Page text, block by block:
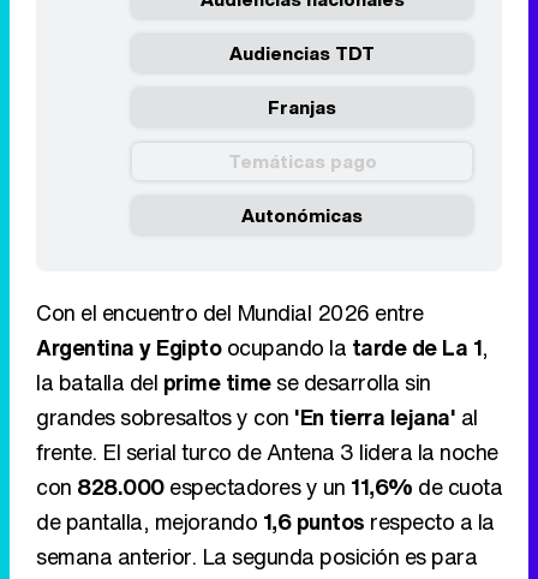
Audiencias TDT
Franjas
Temáticas pago
Autonómicas
Con el encuentro del Mundial 2026 entre
Argentina y Egiptoocupando la tarde de La 1,
la batalla del prime timese desarrolla sin
grandes sobresaltos y con 'En tierra lejana' al
frente. El serial turco de Antena 3 lidera la noche
con 828.000espectadores y un 11,6% de cuota
de pantalla, mejorando 1,6 puntos respecto a la
semana anterior. La segunda posición es para